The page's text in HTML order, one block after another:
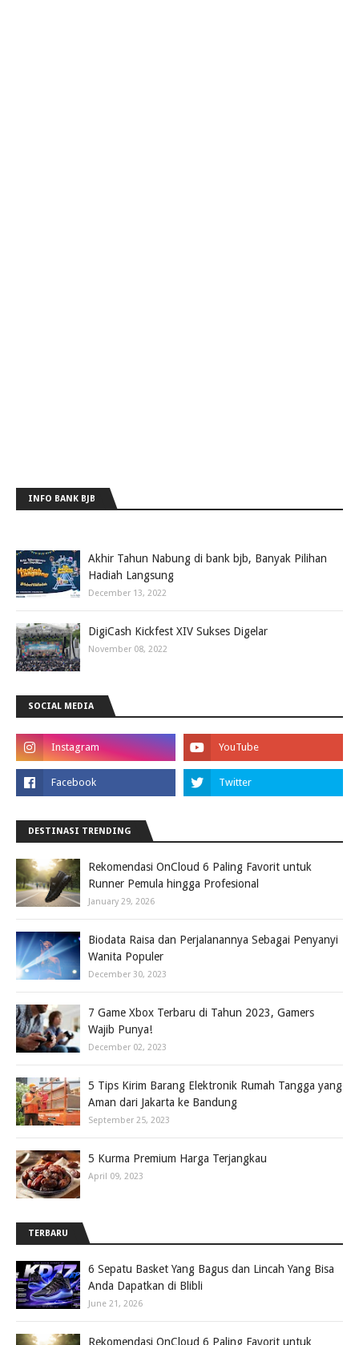
INFO BANK BJB
Akhir Tahun Nabung di bank bjb, Banyak Pilihan
Hadiah Langsung
December 13, 2022
DigiCash Kickfest XIV Sukses Digelar
November 08, 2022
SOCIAL MEDIA
DESTINASI TRENDING
Rekomendasi OnCloud 6 Paling Favorit untuk
Runner Pemula hingga Profesional
January 29, 2026
Biodata Raisa dan Perjalanannya Sebagai Penyanyi
Wanita Populer
December 30, 2023
7 Game Xbox Terbaru di Tahun 2023, Gamers
Wajib Punya!
December 02, 2023
5 Tips Kirim Barang Elektronik Rumah Tangga yang
Aman dari Jakarta ke Bandung
September 25, 2023
5 Kurma Premium Harga Terjangkau
April 09, 2023
TERBARU
6 Sepatu Basket Yang Bagus dan Lincah Yang Bisa
Anda Dapatkan di Blibli
June 21, 2026
Rekomendasi OnCloud 6 Paling Favorit untuk